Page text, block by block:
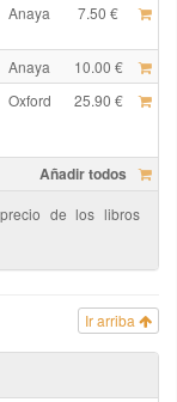
Anaya 7.50 €
Anaya 10.00 €
Oxford 25.90 €
Añadir todos
de los libros
Ir arriba